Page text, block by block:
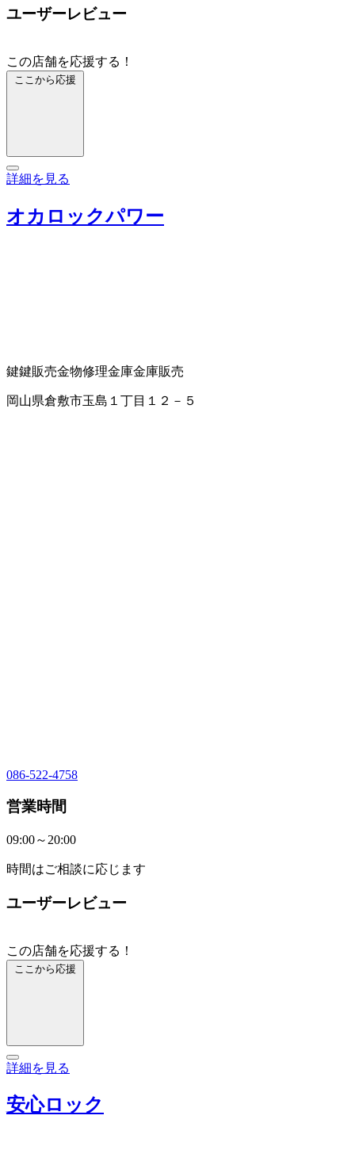
ユーザーレビュー
この店舗を応援する！
ここから応援
詳細を見る
オカロックパワー
鍵鍵販売金物修理金庫金庫販売
岡山県倉敷市玉島１丁目１２－５
086-522-4758
営業時間
09:00～20:00
時間はご相談に応じます
ユーザーレビュー
この店舗を応援する！
ここから応援
詳細を見る
安心ロック